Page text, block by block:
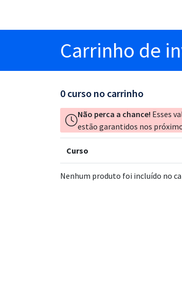
Carrinho de
0 curso no carrinho
Não perca a chance! Esses
estão garantidos nos
Curso
Nenhum produto foi incluído no